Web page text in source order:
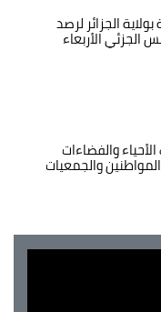
الجزائر لرصد
الأربعاء
والفضاءات
والجمعيات